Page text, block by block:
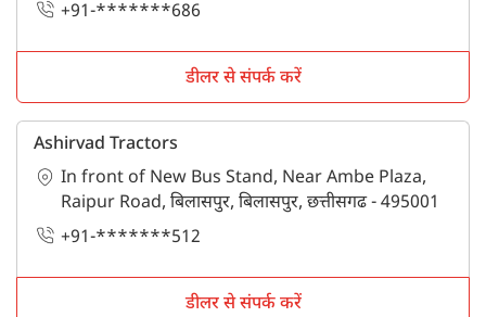
+91-*******686
डीलर से संपर्क करें
Ashirvad Tractors
In front of New Bus Stand, Near Ambe Plaza,
Raipur Road, बिलासपुर, बिलासपुर, छत्तीसगढ - 495001
+91-*******512
डीलर से संपर्क करें